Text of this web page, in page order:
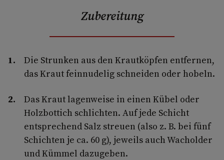
Zubereitung
Die Strunken aus den Krautköpfen entfernen,
das Kraut feinnudelig schneiden oder hobeln.
Das Kraut lagenweise in einen Kübel oder
Holzbottich schlichten. Auf jede Schicht
entsprechend Salz streuen (also z. B. bei fünf
Schichten je ca. 60 g), jeweils auch Wacholder
und Kümmel dazugeben.